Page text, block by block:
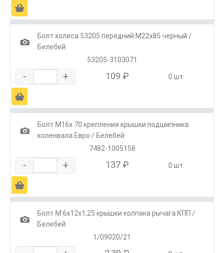
Ä
1
Болт колеса 53205 передний М22х85 черный /
Белебей
53205-3103071
- + 109 ₽ 0 шт.
Ä
1
Болт М16х 70 крепления крышки подшипника
коленвала Евро / Белебей
7482-1005158
- + 137 ₽ 0 шт.
Ä
1
Болт М 6х12х1,25 крышки колпака рычага КПП /
Белебей
1/09020/21